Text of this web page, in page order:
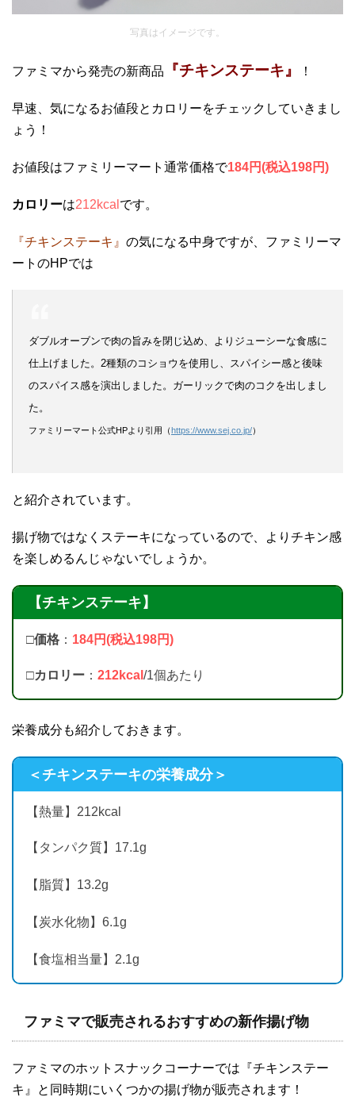
写真はイメージです。
ファミマから発売の新商品 『チキンステーキ』 ！
早速、気になるお値段とカロリーをチェックしていきまし
ょう！
お値段はファミリーマート通常価格で184円(税込198円)
カロリーは212kcal です。
『チキンステーキ』 の気になる中身ですが、ファミリーマ
ートのHPでは
ダブルオーブンで肉の旨みを閉じ込め、よりジューシーな食感に
仕上げました。2種類のコショウを使用し、スパイシー感と後味
のスパイス感を演出しました。ガーリックで肉のコクを出しまし
た。
ファミリーマート公式HPより引用（https://www.sej.co.jp/）
と紹介されています。
揚げ物ではなくステーキになっているので、よりチキン感
を楽しめるんじゃないでしょうか。
【チキンステーキ】
□価格 ： 184円(税込198円)
□カロリー ： 212kcal /1個あたり
栄養成分も紹介しておきます。
＜チキンステーキの栄養成分＞
【熱量】212kcal
【タンパク質】17.1g
【脂質】13.2g
【炭水化物】6.1g
【食塩相当量】2.1g
ファミマで販売されるおすすめの新作揚げ物
ファミマのホットスナックコーナーでは『チキンステー
キ』と同時期にいくつかの揚げ物が販売されます！